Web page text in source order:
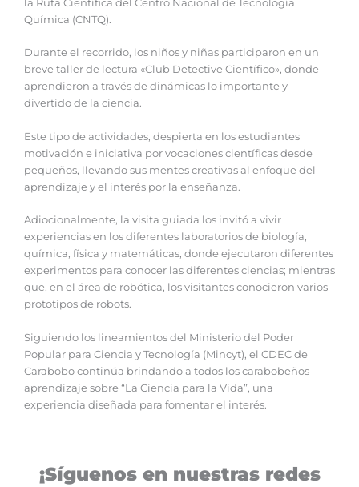
la Ruta Científica del Centro Nacional de Tecnología
Química (CNTQ).
Durante el recorrido, los niños y niñas participaron en un
breve taller de lectura «Club Detective Científico», donde
aprendieron a través de dinámicas lo importante y
divertido de la ciencia.
Este tipo de actividades, despierta en los estudiantes
motivación e iniciativa por vocaciones científicas desde
pequeños, llevando sus mentes creativas al enfoque del
aprendizaje y el interés por la enseñanza.
Adiocionalmente, la visita guiada los invitó a vivir
experiencias en los diferentes laboratorios de biología,
química, física y matemáticas, donde ejecutaron diferentes
experimentos para conocer las diferentes ciencias; mientras
que, en el área de robótica, los visitantes conocieron varios
prototipos de robots.
Siguiendo los lineamientos del Ministerio del Poder
Popular para Ciencia y Tecnología (Mincyt), el CDEC de
Carabobo continúa brindando a todos los carabobeños
aprendizaje sobre “La Ciencia para la Vida”, una
experiencia diseñada para fomentar el interés.
¡Síguenos en nuestras redes